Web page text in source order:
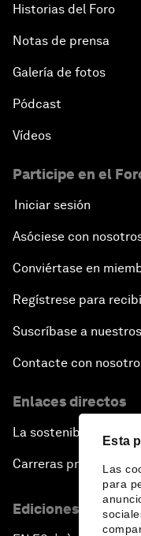
Esta
Las
para
Historias del Foro
Notas de prensa
Galería de fotos
Pódcast
Vídeos
Participe en el
Iniciar sesión
Asóciese con
Conviértase en
Regístrese para
Suscríbase a
Contacte con
Enlaces directos
La sostenibilidad en el
Carreras
Ediciones en